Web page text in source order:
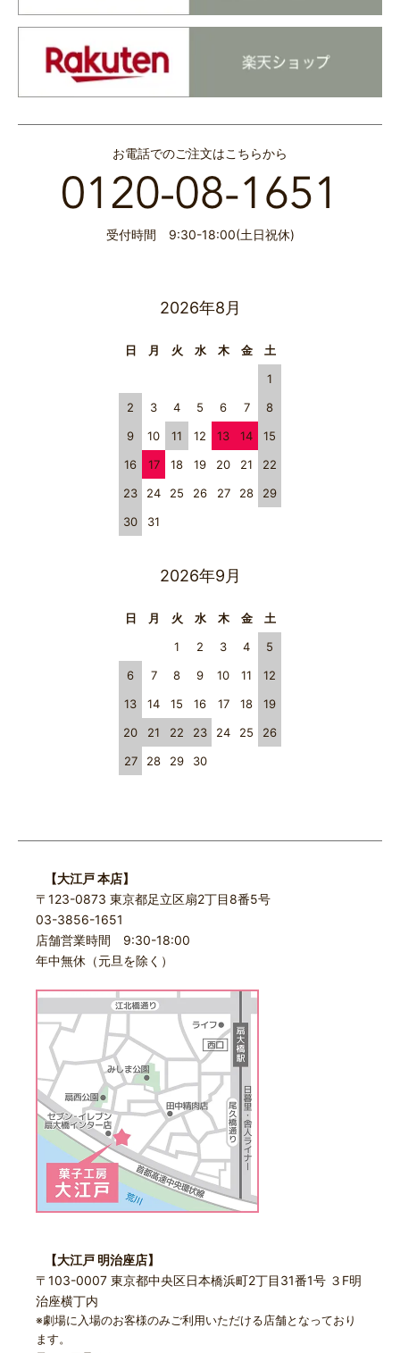
お電話でのご注文はこちらから
受付時間 9:30-18:00(土日祝休)
2026年8月
日 月 火 水 木 金
土
1
2
3 4 5 6 7
8
9
10 11 12 13 14
15
16
17 18 19 20 21
22
23
24 25 26 27 28
29
30
31
2026年9月
日 月 火 水 木 金
土
1
2 3 4
5
6
7 8 9 10 11
12
13
14 15 16 17 18
19
20
21 22 23 24 25
26
27
28 29 30
【大江戸 本店】
〒123-0873 東京都足立区扇2丁目8番5号
03-3856-1651
店舗営業時間 9:30-18:00
年中無休（元旦を除く）
【大江戸 明治座店】
〒103-0007 東京都中央区日本橋浜町2丁目31番1号 ３F明
治座横丁内
※劇場に入場のお客様のみご利用いただける店舗となっており
ます。